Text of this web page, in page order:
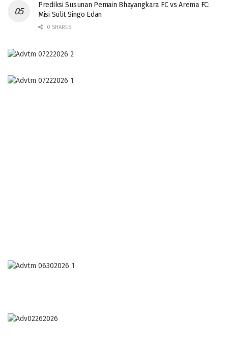
Prediksi Susunan Pemain Bhayangkara FC vs Arema FC:
Misi Sulit Singo Edan
0 SHARES